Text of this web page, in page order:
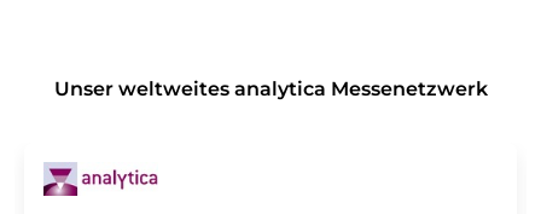
Unser weltweites analytica Messenetzwerk